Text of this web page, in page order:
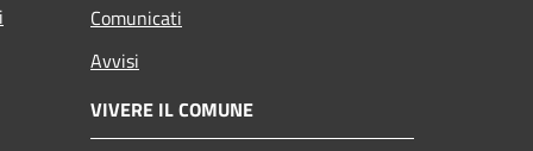
Comunicati
Avvisi
VIVERE IL COMUNE